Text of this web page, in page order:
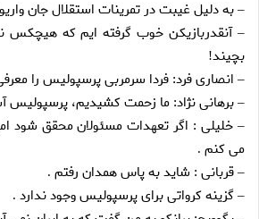
– به دليل غيبت در تمرينات استقلال جان واريو ۱۴ ميليون جريمه شد
–آنقدربازيكن خوب گرفته ايم كه هيچكس
بچيند!
– انصارى فرد: فردا سرمربى پرسپوليس را
– برهانى نژاد: ما زحمت كشيديم، پرسپوليس
– خليلى : اگر تعهدات مسئولان محقق شود
مى كنم .
– قربانى : شايد به پاس همدان رفتم .
– گزينه كرواتى براى پرسپوليس وجود ندارد .